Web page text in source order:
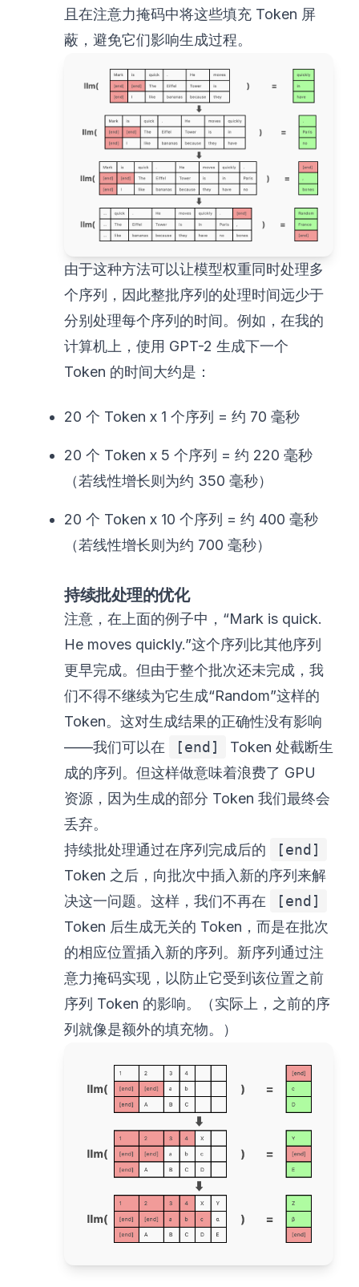
且在注意力掩码中将这些填充 Token 屏
蔽，避免它们影响生成过程。
由于这种方法可以让模型权重同时处理多
个序列，因此整批序列的处理时间远少于
分别处理每个序列的时间。例如，在我的
计算机上，使用 GPT-2 生成下一个
Token 的时间大约是：
20 个 Token x 1 个序列 = 约 70 毫秒
20 个 Token x 5 个序列 = 约 220 毫秒
（若线性增长则为约 350 毫秒）
20 个 Token x 10 个序列 = 约 400 毫秒
（若线性增长则为约 700 毫秒）
持续批处理的优化
注意，在上面的例子中，“Mark is quick.
He moves quickly.”这个序列比其他序列
更早完成。但由于整个批次还未完成，我
们不得不继续为它生成“Random”这样的
Token。这对生成结果的正确性没有影响
——我们可以在
[end]
Token 处截断生
成的序列。但这样做意味着浪费了 GPU
资源，因为生成的部分 Token 我们最终会
丢弃。
持续批处理通过在序列完成后的
[end]
Token 之后，向批次中插入新的序列来解
决这一问题。这样，我们不再在
[end]
Token 后生成无关的 Token，而是在批次
的相应位置插入新的序列。新序列通过注
意力掩码实现，以防止它受到该位置之前
序列 Token 的影响。（实际上，之前的序
列就像是额外的填充物。）